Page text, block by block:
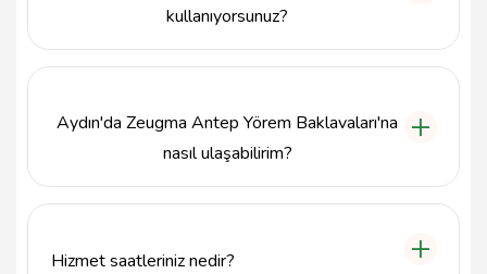
kullanıyorsunuz?
Aydın'da Zeugma Antep Yörem Baklavaları'na
nasıl ulaşabilirim?
Hizmet saatleriniz nedir?